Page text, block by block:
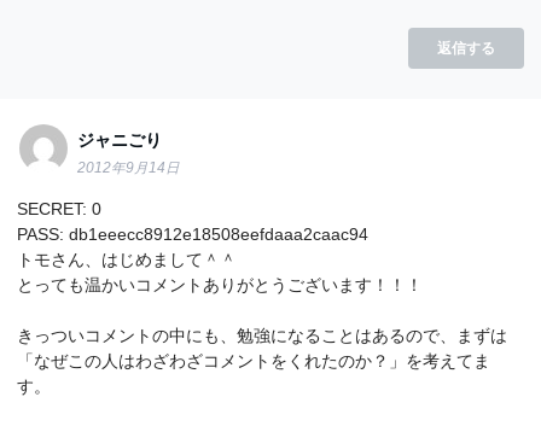
返信する
ジャニごり
2012年9月14日
SECRET: 0
PASS: db1eeecc8912e18508eefdaaa2caac94
トモさん、はじめまして＾＾
とっても温かいコメントありがとうございます！！！
きっついコメントの中にも、勉強になることはあるので、まずは
「なぜこの人はわざわざコメントをくれたのか？」を考えてま
す。